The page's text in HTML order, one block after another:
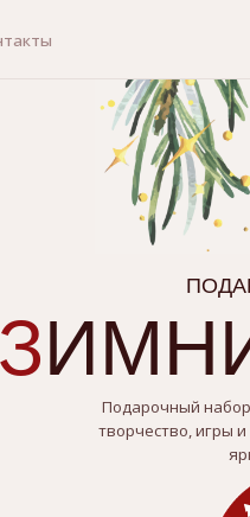
Подарочный набор «Зимний
яркого